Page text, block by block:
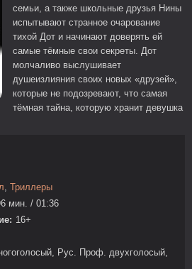
семьи, а также школьные друзья Нины
испытывают странное очарование
тихой Дот и начинают доверять ей
самые тёмные свои секреты. Дот
молчаливо выслушивает
душеизлияния своих новых «друзей»,
которые не подозревают, что самая
тёмная тайна, которую хранит девушка
, Триллеры
мин. / 01:36
16+
Рус. Проф. двухголосый,